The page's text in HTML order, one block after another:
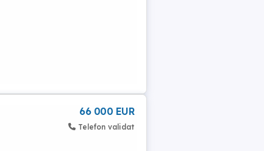
66 000 EUR
Telefon validat